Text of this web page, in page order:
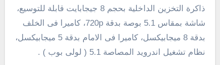
ذاكرة التخزين الداخلية بحجم 8 جيجابايت قابلة للتوسيع،
شاشة بمقاس 5.1 بوصة بدقة 720p، كاميرا فى الخلف
بدقة 8 ميجابيكسل، كاميرا فى الامام بدقة 5 ميجابيكسل،
نظام تشغيل اندرويد المصاصة 5.1 ( لولى بوب ) .